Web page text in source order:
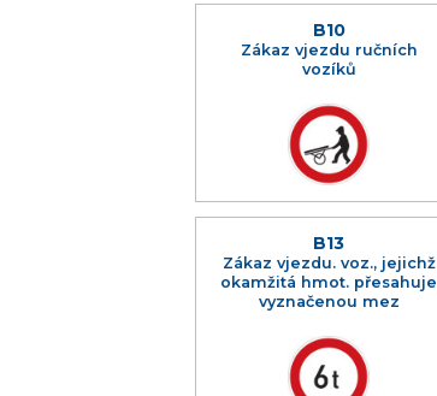
B10
Zákaz vjezdu ručních
vozíků
B13
Zákaz vjezdu. voz., jejichž
okamžitá hmot. přesahuje
vyznačenou mez